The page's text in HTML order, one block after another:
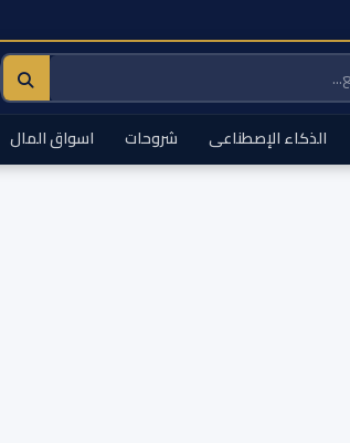
الذكاء الإصطناعى شروحات اسواق المال